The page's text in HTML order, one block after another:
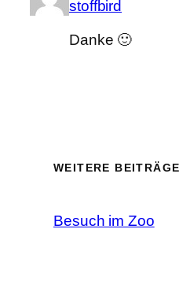
stoffbird
Danke 🙂
WEITERE BEITRÄGE
Besuch im Zoo